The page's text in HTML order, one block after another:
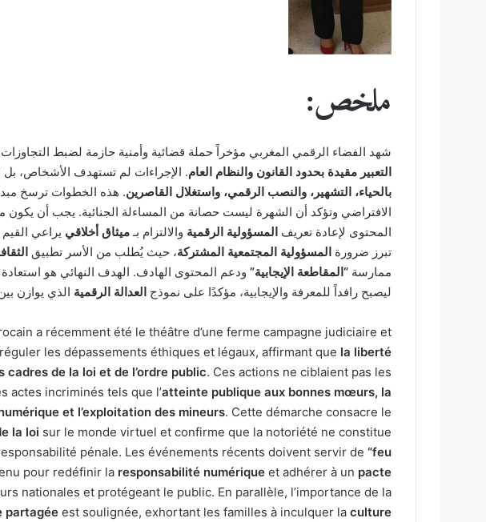
ملخص:
شهد الفضاء الرقمي المغربي مؤخراً حملة قضائية وأمنية حازمة لضبط التجاوزات
التعبير مقيدة بحدود القانون والنظام العام. الإجراءات لم تستهدف الأشخاص، بل
بالحياء، التشهير، والنصب الرقمي، واستغلال القاصرين. هذه الخطوات ترسخ
الافتراضي وتؤكد أن الشهرة ليست حصانة من المساءلة الجنائية. يجب أن يكون
المحتوى لإعادة تعريف المسؤولية الرقمية والالتزام بـميثاق أخلاقي يراعي
تبرز ضرورة المسؤولية المجتمعية المشتركة، حيث يُطلب من الأسر تطبيق
ممارسة “المقاطعة الإيجابية” ودعم المحتوى الهادف. الهدف النهائي هو استعادة
ليصبح رافداً للمعرفة والإيجابية، مؤكدًا على نموذج العدالة الرقمية الذي يوازن
a récemment été le théâtre d’une ferme campagne judiciaire et
les dépassements éthiques et légaux, affirmant que la liberté
cadres de la loi et de l’ordre public. Ces actions ne ciblaient pas les
actes incriminés tels que l’atteinte publique aux bonnes mœurs, la
et l’exploitation des mineurs. Cette démarche consacre le
la loi sur le monde virtuel et confirme que la notoriété ne constitue
pénale. Les événements récents doivent servir de “feu
pour redéfinir la responsabilité numérique et adhérer à un pacte
nationales et protégeant le public. En parallèle, l’importance de la
partagée est soulignée, exhortant les familles à inculquer la culture